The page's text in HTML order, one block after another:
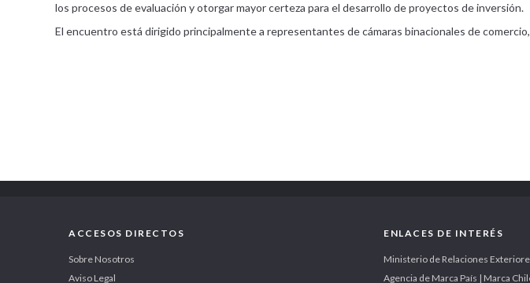
los procesos de evaluación y otorgar mayor certeza para el desarrollo de proyectos de inversión.
El encuentro está dirigido principalmente a representantes de cámaras binacionales de
ACCESOS DIRECTOS
Sobre Nosotros
Aviso Legal
ENLACES DE INTERÉS
Ministerio de Relaciones
Agencia de Marca País | Marca